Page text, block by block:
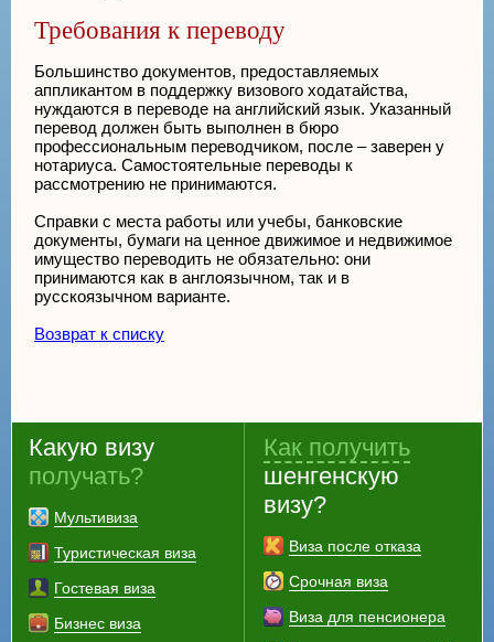
Требования к переводу
Большинство документов, предоставляемых
аппликантом в поддержку визового ходатайства,
нуждаются в переводе на английский язык. Указанный
перевод должен быть выполнен в бюро
профессиональным переводчиком, после – заверен у
нотариуса. Самостоятельные переводы к
рассмотрению не принимаются.
Справки с места работы или учебы, банковские
документы, бумаги на ценное движимое и недвижимое
имущество переводить не обязательно: они
принимаются как в англоязычном, так и в
русскоязычном варианте.
Возврат к списку
Какую визу
получать?
Мультивиза
Туристическая виза
Гостевая виза
Бизнес виза
Как получить
шенгенскую
визу?
Виза после отказа
Срочная виза
Виза для пенсионера